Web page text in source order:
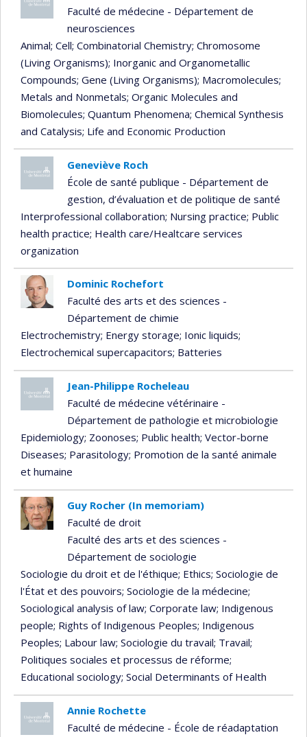
Faculté de médecine - Département de
neurosciences
Animal; Cell; Combinatorial Chemistry; Chromosome
(Living Organisms); Inorganic and Organometallic
Compounds; Gene (Living Organisms); Macromolecules;
Metals and Nonmetals; Organic Molecules and
Biomolecules; Quantum Phenomena; Chemical Synthesis
and Catalysis; Life and Economic Production
Geneviève Roch
École de santé publique - Département de
gestion, d’évaluation et de politique de santé
Interprofessional collaboration; Nursing practice; Public
health practice; Health care/Healtcare services
organization
Dominic Rochefort
Faculté des arts et des sciences -
Département de chimie
Electrochemistry; Energy storage; Ionic liquids;
Electrochemical supercapacitors; Batteries
Jean-Philippe Rocheleau
Faculté de médecine vétérinaire -
Département de pathologie et microbiologie
Epidemiology; Zoonoses; Public health; Vector-borne
Diseases; Parasitology; Promotion de la santé animale
et humaine
Guy Rocher (In memoriam)
Faculté de droit
Faculté des arts et des sciences -
Département de sociologie
Sociologie du droit et de l'éthique; Ethics; Sociologie de
l'État et des pouvoirs; Sociologie de la médecine;
Sociological analysis of law; Corporate law; Indigenous
people; Rights of Indigenous Peoples; Indigenous
Peoples; Labour law; Sociologie du travail; Travail;
Politiques sociales et processus de réforme;
Educational sociology; Social Determinants of Health
Annie Rochette
Faculté de médecine - École de réadaptation